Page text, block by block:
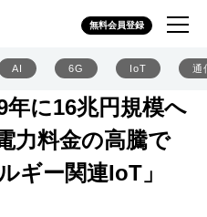
無料会員登録
AI 6G IoT 通
年に16兆円規模へ
料金の高騰で
ギー関連IoT」